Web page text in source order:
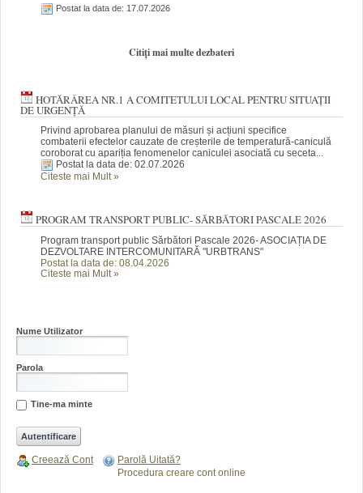
Postat la data de: 17.07.2026
Citiți mai multe dezbateri
HOTĂRÂREA NR.1 A COMITETULUI LOCAL PENTRU SITUAȚII
DE URGENȚĂ
Privind aprobarea planului de măsuri și acțiuni specifice
combaterii efectelor cauzate de creșterile de temperatură-caniculă
coroborat cu apariția fenomenelor caniculei asociată cu seceta...
Postat la data de: 02.07.2026
Citeste mai Mult»
PROGRAM TRANSPORT PUBLIC- SĂRBĂTORI PASCALE 2026
Program transport public Sărbători Pascale 2026- ASOCIAȚIA DE
DEZVOLTARE INTERCOMUNITARĂ "URBTRANS"
Postat la data de: 08.04.2026
Citeste mai Mult »
Nume Utilizator
Parola
Tine-ma minte
Creează Cont
Parolă Uitată?
Procedura creare cont online